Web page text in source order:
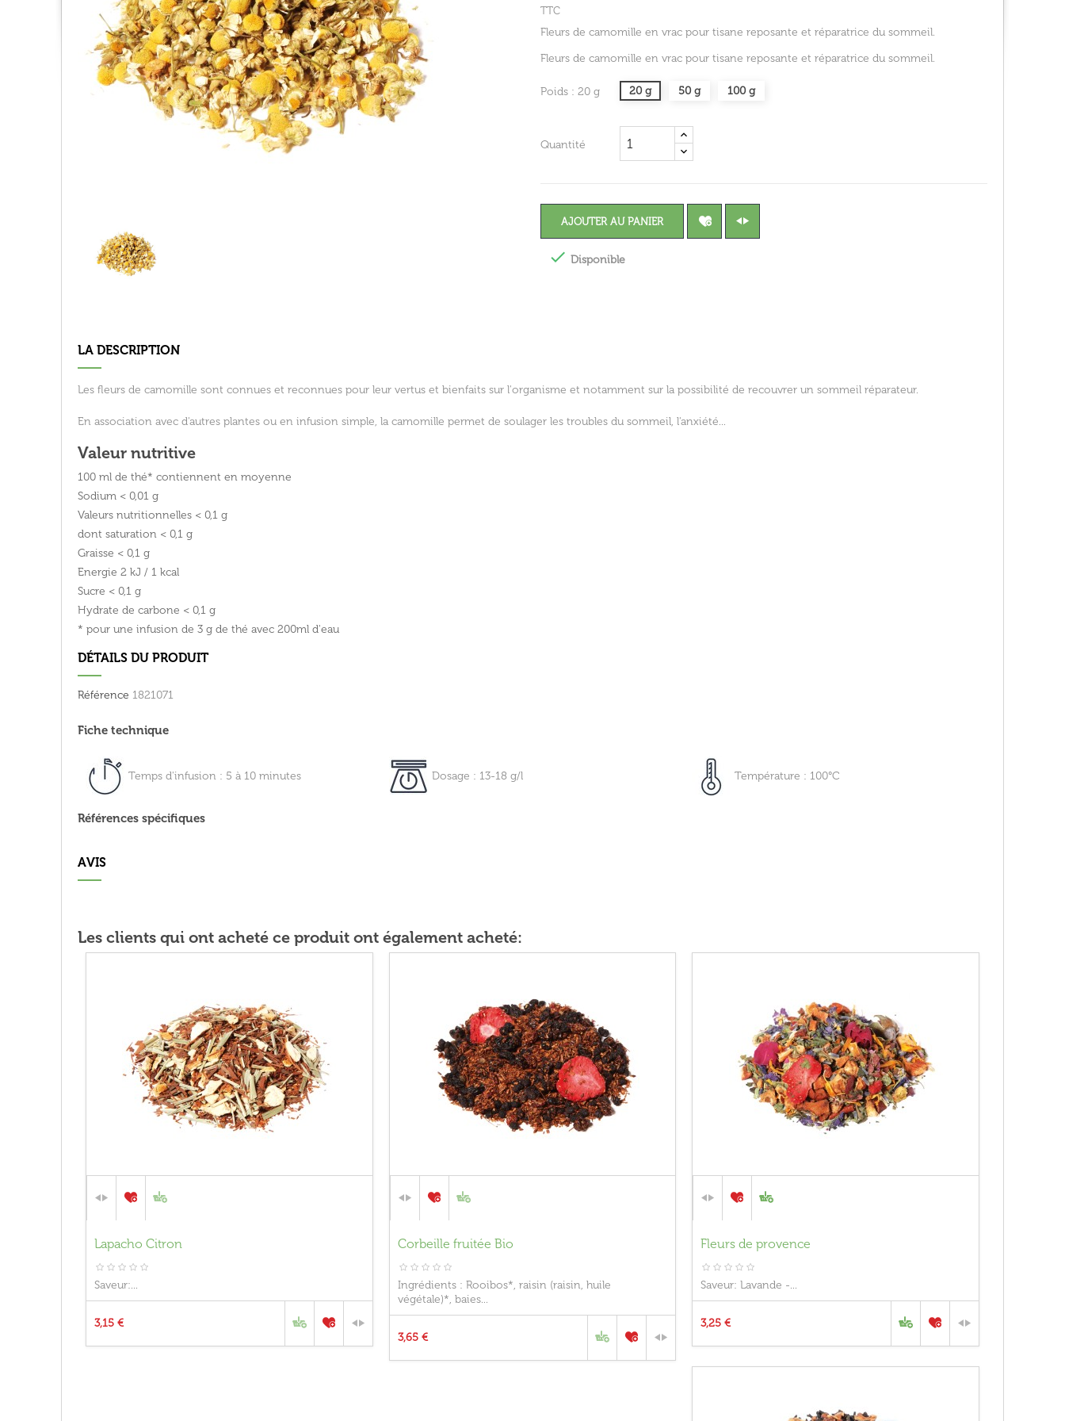
TTC
Fleurs de camomille en vrac pour tisane reposante et réparatrice du sommeil.
Fleurs de camomille en vrac pour tisane reposante et réparatrice du sommeil.
Poids : 20 g 20 g 50 g 100 g
Quantité
AJOUTER AU PANIER
 Disponible
LA DESCRIPTION
Les fleurs de camomille sont connues et reconnues pour leur vertus et bienfaits sur l'organisme et notamment sur la possibilité de recouvrer un sommeil réparateur.
En association avec d'autres plantes ou en infusion simple, la camomille permet de soulager les troubles du sommeil, l'anxiété...
Valeur nutritive
100 ml de thé* contiennent en moyenne
Sodium < 0,01 g
Valeurs nutritionnelles < 0,1 g
dont saturation < 0,1 g
Graisse < 0,1 g
Energie 2 kJ / 1 kcal
Sucre < 0,1 g
Hydrate de carbone < 0,1 g
* pour une infusion de 3 g de thé avec 200ml d'eau
DÉTAILS DU PRODUIT
Référence 1821071
Fiche technique
Temps d'infusion : 5 à 10 minutes Dosage : 13-18 g/l Température : 100°C
Références spécifiques
AVIS
Les clients qui ont acheté ce produit ont également acheté:
Lapacho Citron
Saveur:...
3,15 €
Corbeille fruitée Bio
Ingrédients : Rooibos*, raisin (raisin, huile
végétale)*, baies...
3,65 €
Fleurs de provence
Saveur: Lavande -...
3,25 €